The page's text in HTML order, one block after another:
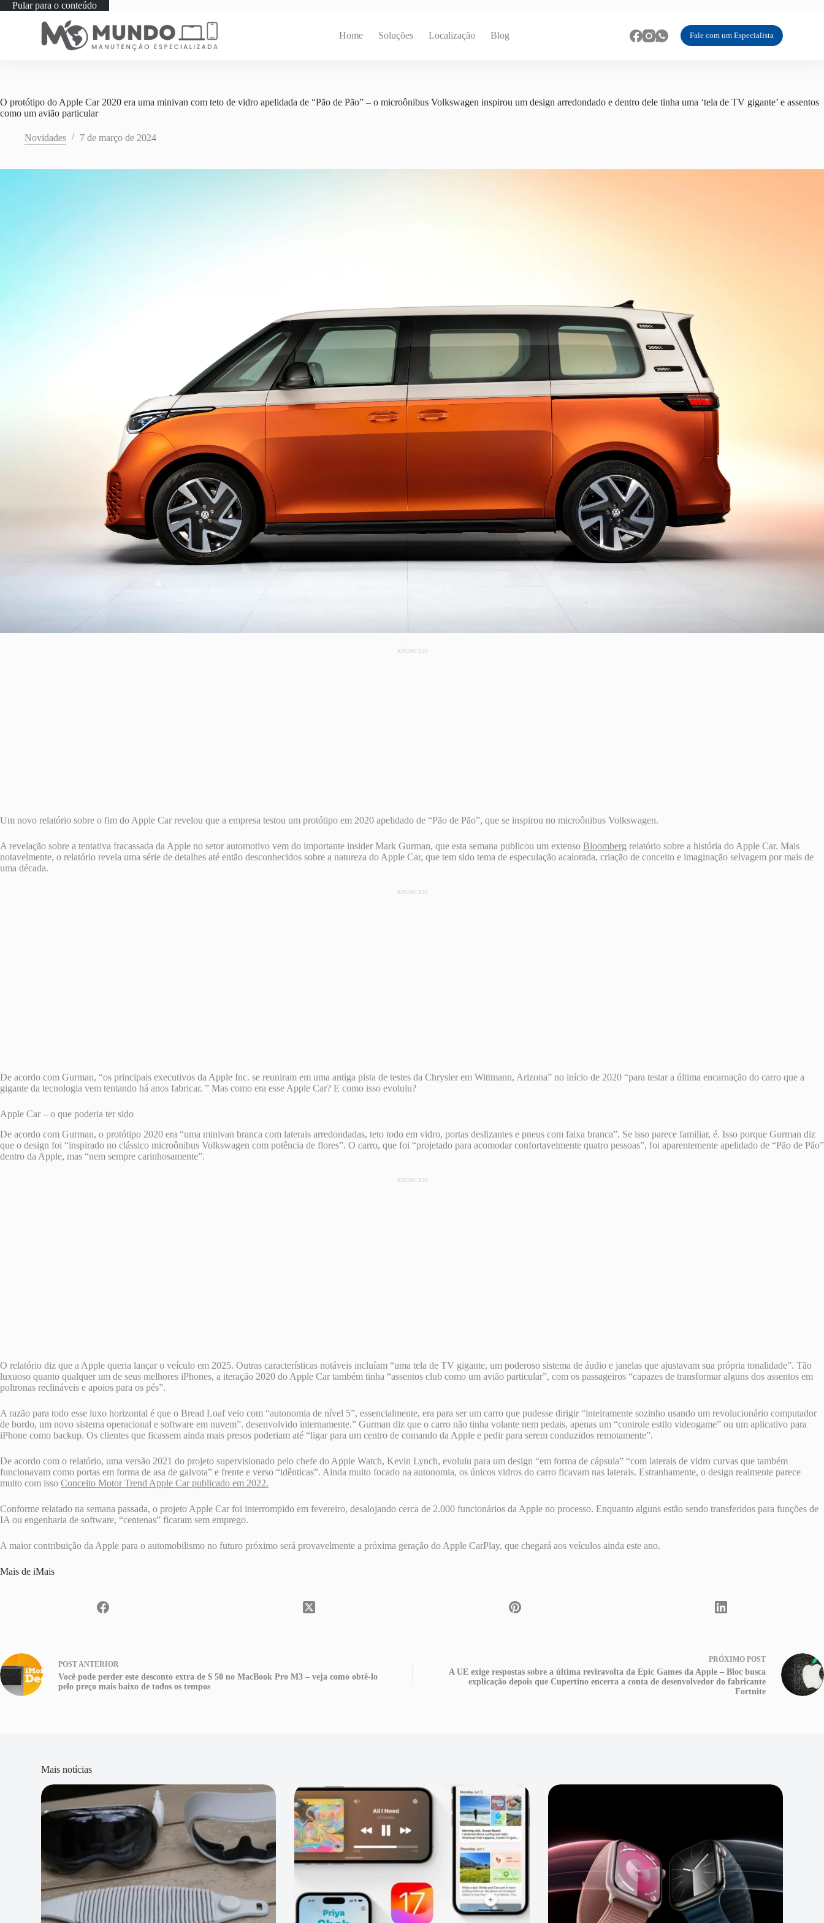
Pular para o conteúdo
Home Soluções Localização Blog Fale com um Especialista
O protótipo do Apple Car 2020 era uma minivan com teto de vidro apelidada de “Pão de Pão” – o microônibus Volkswagen inspirou um design arredondado e dentro dele tinha uma ‘tela de TV gigante’ e assentos
como um avião particular
Novidades 7 de março de 2024
ANÚNCIOS
Um novo relatório sobre o fim do Apple Car revelou que a empresa testou um protótipo em 2020 apelidado de “Pão de Pão”, que se inspirou no microônibus Volkswagen.
A revelação sobre a tentativa fracassada da Apple no setor automotivo vem do importante insider Mark Gurman, que esta semana publicou um extenso Bloomberg relatório sobre a história do Apple Car. Mais
notavelmente, o relatório revela uma série de detalhes até então desconhecidos sobre a natureza do Apple Car, que tem sido tema de especulação acalorada, criação de conceito e imaginação selvagem por mais de
uma década.
ANÚNCIOS
De acordo com Gurman, “os principais executivos da Apple Inc. se reuniram em uma antiga pista de testes da Chrysler em Wittmann, Arizona” no início de 2020 “para testar a última encarnação do carro que a
gigante da tecnologia vem tentando há anos fabricar. ” Mas como era esse Apple Car? E como isso evoluiu?
Apple Car – o que poderia ter sido
De acordo com Gurman, o protótipo 2020 era “uma minivan branca com laterais arredondadas, teto todo em vidro, portas deslizantes e pneus com faixa branca”. Se isso parece familiar, é. Isso porque Gurman diz
que o design foi “inspirado no clássico microônibus Volkswagen com potência de flores”. O carro, que foi “projetado para acomodar confortavelmente quatro pessoas”, foi aparentemente apelidado de “Pão de Pão”
dentro da Apple, mas “nem sempre carinhosamente”.
ANÚNCIOS
O relatório diz que a Apple queria lançar o veículo em 2025. Outras características notáveis ​​incluíam “uma tela de TV gigante, um poderoso sistema de áudio e janelas que ajustavam sua própria tonalidade”. Tão
luxuoso quanto qualquer um de seus melhores iPhones, a iteração 2020 do Apple Car também tinha “assentos club como um avião particular”, com os passageiros “capazes de transformar alguns dos assentos em
poltronas reclináveis ​​e apoios para os pés”.
A razão para todo esse luxo horizontal é que o Bread Loaf veio com “autonomia de nível 5”, essencialmente, era para ser um carro que pudesse dirigir “inteiramente sozinho usando um revolucionário computador
de bordo, um novo sistema operacional e software em nuvem”. desenvolvido internamente.” Gurman diz que o carro não tinha volante nem pedais, apenas um “controle estilo videogame” ou um aplicativo para
iPhone como backup. Os clientes que ficassem ainda mais presos poderiam até “ligar para um centro de comando da Apple e pedir para serem conduzidos remotamente”.
De acordo com o relatório, uma versão 2021 do projeto supervisionado pelo chefe do Apple Watch, Kevin Lynch, evoluiu para um design “em forma de cápsula” “com laterais de vidro curvas que também
funcionavam como portas em forma de asa de gaivota” e frente e verso “idênticas”. Ainda muito focado na autonomia, os únicos vidros do carro ficavam nas laterais. Estranhamente, o design realmente parece
muito com isso Conceito Motor Trend Apple Car publicado em 2022.
Conforme relatado na semana passada, o projeto Apple Car foi interrompido em fevereiro, desalojando cerca de 2.000 funcionários da Apple no processo. Enquanto alguns estão sendo transferidos para funções de
IA ou engenharia de software, “centenas” ficaram sem emprego.
A maior contribuição da Apple para o automobilismo no futuro próximo será provavelmente a próxima geração do Apple CarPlay, que chegará aos veículos ainda este ano.
Mais de iMais
POST ANTERIOR
Você pode perder este desconto extra de $ 50 no MacBook Pro M3 – veja como obtê-lo
pelo preço mais baixo de todos os tempos
PRÓXIMO POST
A UE exige respostas sobre a última reviravolta da Epic Games da Apple – Bloc busca
explicação depois que Cupertino encerra a conta de desenvolvedor do fabricante
Fortnite
Mais notícias